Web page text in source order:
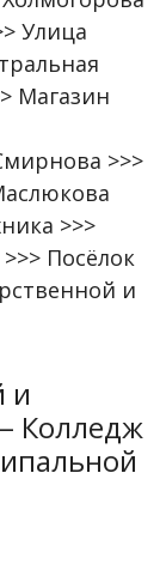
Улица
Магазин
>>>
>>>
Посёлок
и
и
Колледж